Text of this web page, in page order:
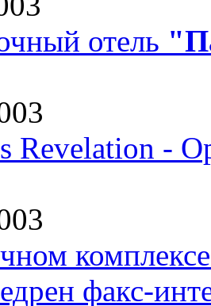
отель
Revelation -
факс-